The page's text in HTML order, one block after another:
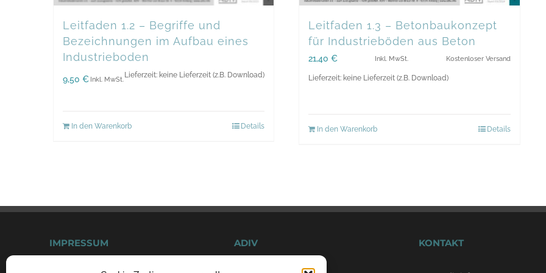
Leitfaden 1.2 – Begriffe und
Bezeichnungen im Aufbau eines
Industrieboden
9,50 € Inkl. MwSt. Lieferzeit: keine Lieferzeit (z.B. Download)
In den Warenkorb Details
Leitfaden 1.3 – Betonbaukonzept
für Industrieböden aus Beton
21,40€ Inkl. MwSt. Kostenloser Versand
Lieferzeit: keine Lieferzeit (z.B. Download)
In den Warenkorb Details
IMPRESSUM ADIV KONTAKT